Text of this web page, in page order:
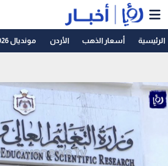
الرئيسية أسعار الذهب الأردن مونديال 2026